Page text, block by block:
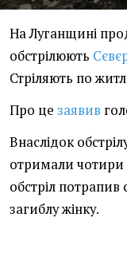
На Луганщині
обстрілюють
Стріляють по
Про це заявив
Внаслідок
отримали чотири
обстріл
загиблу жінку.